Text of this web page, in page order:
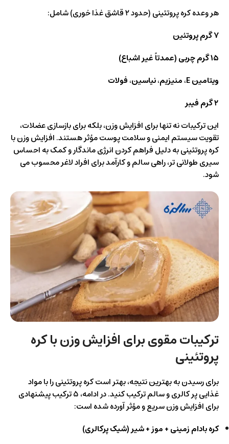
هر وعده کره پروتئینی (حدود ۲ قاشق غذا خوری) شامل:
۷ گرم پروتئین
۱۵ گرم چربی (عمدتاً غیر اشباع)
ویتامین E، منیزیم، نیاسین، فولات
۲ گرم فیبر
این ترکیبات نه‌ تنها برای افزایش وزن، بلکه برای بازسازی عضلات،
تقویت سیستم ایمنی و سلامت پوست مؤثر هستند. افزایش وزن با
کره پروتئینی به دلیل فراهم کردن انرژی ماندگار و کمک به احساس
سیری طولانی‌ تر، راهی سالم و کارآمد برای افراد لاغر محسوب می‌
شود.
ترکیبات مقوی برای افزایش وزن با کره
پروتئینی
برای رسیدن به بهترین نتیجه، بهتر است کره پروتئینی را با مواد
غذایی پر کالری و سالم ترکیب کنید. در ادامه، ۵ ترکیب پیشنهادی
برای افزایش وزن سریع و مؤثر آورده شده است:
کره بادام‌ زمینی + موز + شیر (شیک پرکالری)